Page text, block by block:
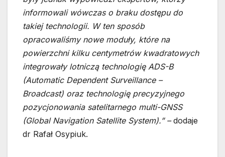
informowali wówczas o braku dostępu do
takiej technologii. W ten sposób
opracowaliśmy nowe moduły, które na
powierzchni kilku centymetrów kwadratowych
integrowały lotniczą technologię ADS-B
(Automatic Dependent Surveillance –
Broadcast) oraz technologię precyzyjnego
pozycjonowania satelitarnego multi-GNSS
(Global Navigation Satellite System).” –dodaje
dr Rafał Osypiuk.